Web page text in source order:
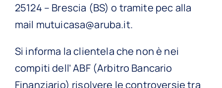
25124 – Brescia (BS) o tramite pec alla
mail mutuicasa@aruba.it.
Si informa la clientela che non è nei
compiti dell’ ABF (Arbitro Bancario
Finanziario) risolvere le controversie tra